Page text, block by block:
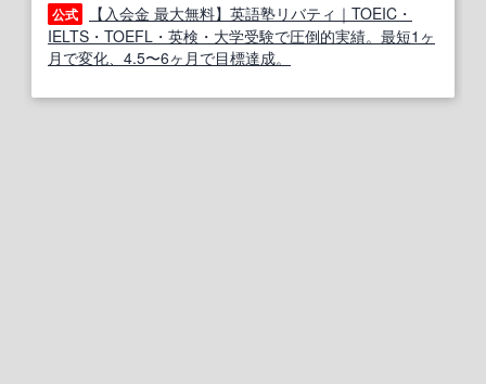
公式
【入会金 最大無料】英語塾リバティ｜TOEIC・
IELTS・TOEFL・英検・大学受験で圧倒的実績。最短1ヶ
月で変化、4.5〜6ヶ月で目標達成。